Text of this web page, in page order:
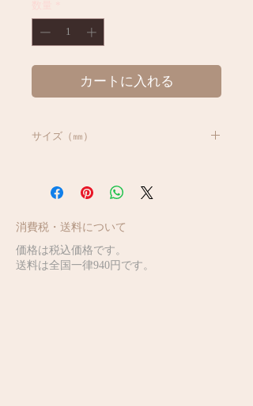
カートに入れる
サイズ（㎜）
消費税・送料について
価格は税込価格です。
送料は全国一律940円です。